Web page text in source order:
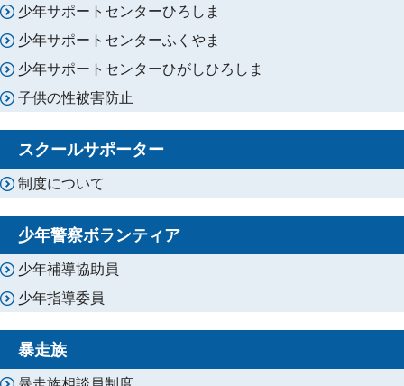
少年サポートセンターひろしま
少年サポートセンターふくやま
少年サポートセンターひがしひろしま
子供の性被害防止
スクールサポーター
制度について
少年警察ボランティア
少年補導協助員
少年指導委員
暴走族